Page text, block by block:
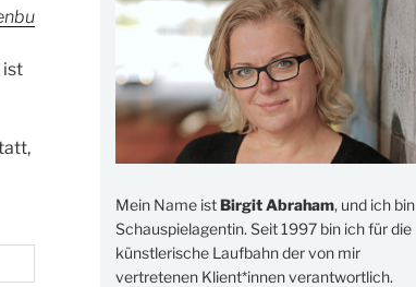
ist
Mein Name istBirgit Abraham, und ich bin
Schauspielagentin. Seit 1997 bin ich für die
künstlerische Laufbahn der von mir
vertretenen Klient*innen verantwortlich.